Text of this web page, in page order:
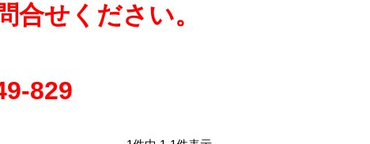
合せください。
829